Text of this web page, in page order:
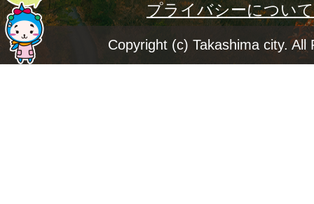
ー
ジ
プライバシーについて
Copyright (c) Takashima city. All